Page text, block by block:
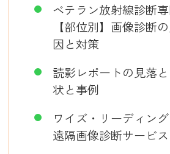
ベテラン放射線診断
【部位別】画像診断
因と対策
読影レポートの見落
状と事例
ワイズ・リーディン
遠隔画像診断サービ